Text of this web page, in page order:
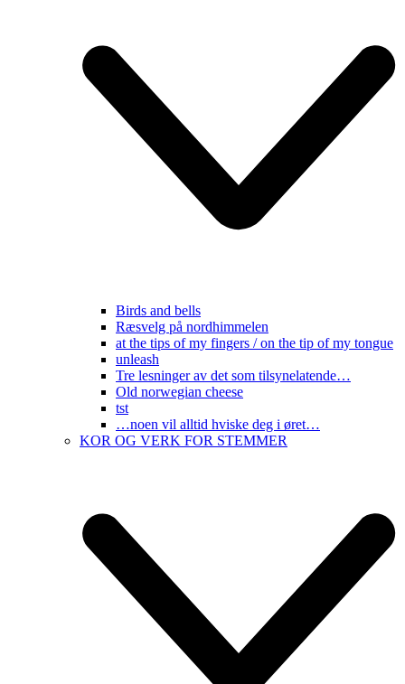
Birds and bells
Ræsvelg på nordhimmelen
at the tips of my fingers / on the tip of my tongue
unleash
Tre lesninger av det som tilsynelatende…
Old norwegian cheese
tst
…noen vil alltid hviske deg i øret…
KOR OG VERK FOR STEMMER